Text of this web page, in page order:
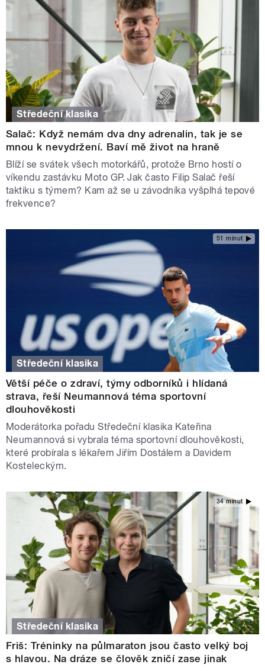
Středeční klasika
Salač: Když nemám dva dny adrenalin, tak je se
mnou k nevydržení. Baví mě život na hraně
Blíží se svátek všech motorkářů, protože Brno hostí o
víkendu zastávku Moto GP. Jak často Filip Salač řeší
taktiku s týmem? Kam až se u závodníka vyšplhá tepové
frekvence?
51 minut
Středeční klasika
Větší péče o zdraví, týmy odborníků i hlídaná
strava, řeší Neumannová téma sportovní
dlouhověkosti
Moderátorka pořadu Středeční klasika Kateřina
Neumannová si vybrala téma sportovní dlouhověkosti,
které probírala s lékařem Jiřím Dostálem a Davidem
Kosteleckým.
34 minut
Středeční klasika
Friš: Tréninky na půlmaraton jsou často velký boj
s hlavou. Na dráze se člověk zničí zase jinak